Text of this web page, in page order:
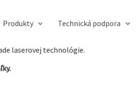
Produkty Technická podpora
laserovej technológie.